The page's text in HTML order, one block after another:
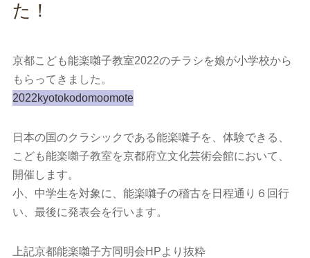
た！
京都こども能楽囃子教室2022のチラシを娘が小学校から
もらってきました。
2022kyotokodomoomote
日本の国のクラシックである能楽囃子を、体験できる、
こども能楽囃子教室を京都府立文化芸術会館において、
開催します。
小、中学生を対象に、能楽囃子の稽古を日程通り６回行
い、最後に発表会を行います。
上記京都能楽囃子方同明会HPより抜粋